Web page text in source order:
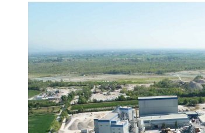
Sistema RIPRISTINO DEL CALCESTRUZZO
GEOACTIVE R4 40
Malta rapida contenente speciali
modificata, tixotropica,
rasatura e protezione di strutture in